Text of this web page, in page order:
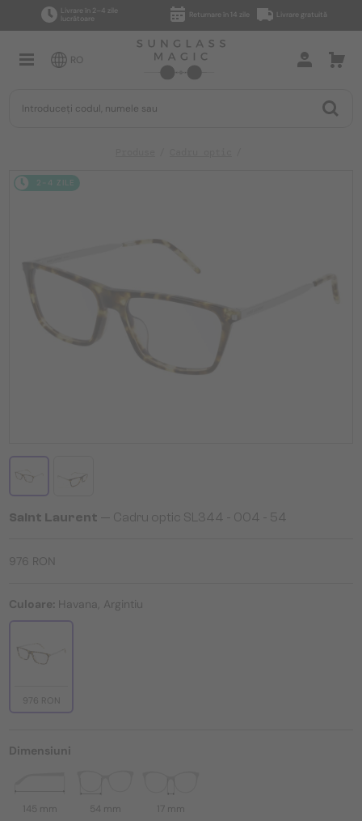
Livrare în 2–4 zile
lucrătoare
Returnare în 14 zile Livrare gratuită
RO
2-4 ZILE
Saint Laurent — Cadru optic SL344 - 004 - 54
976 RON
Culoare: Havana, Argintiu
976 RON
Dimensiuni
145 mm 54 mm 17 mm